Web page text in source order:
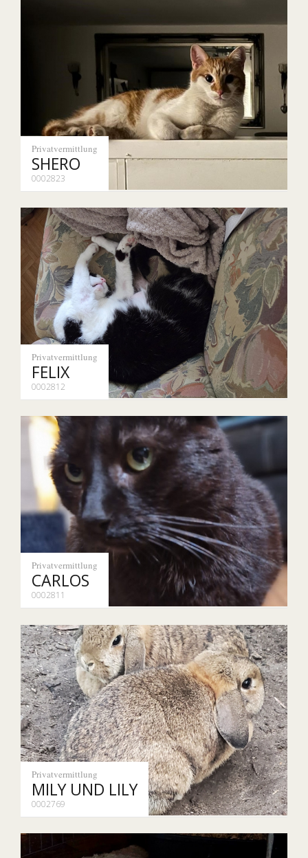
Privatvermittlung
SHERO
0002823
Privatvermittlung
FELIX
0002812
Privatvermittlung
CARLOS
0002811
Privatvermittlung
MILY UND LILY
0002769